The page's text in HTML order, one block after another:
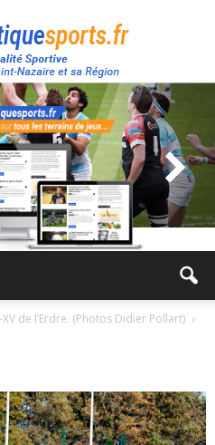
Atlantique
Sport
XV de l’Erdre. (Photos Didier Pollart)